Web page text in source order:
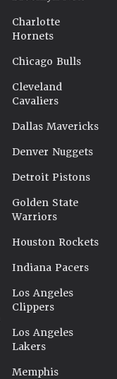
Charlotte
Hornets
Chicago Bulls
Cleveland
Cavaliers
Dallas Mavericks
Denver Nuggets
Detroit Pistons
Golden State
Warriors
Houston Rockets
Indiana Pacers
Los Angeles
Clippers
Los Angeles
Lakers
Memphis